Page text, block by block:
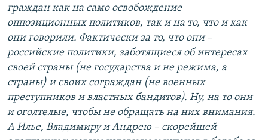
граждан как на само освобождение
оппозиционных политиков, так и на то, что и как
они говорили. Фактически за то, что они –
российские политики, заботящиеся об интересах
своей страны (не государства и не режима, а
страны) и своих сограждан (не военных
преступников и властных бандитов). Ну, на то они
и оголтелые, чтобы не обращать на них внимания.
А Илье, Владимиру и Андрею – скорейшей